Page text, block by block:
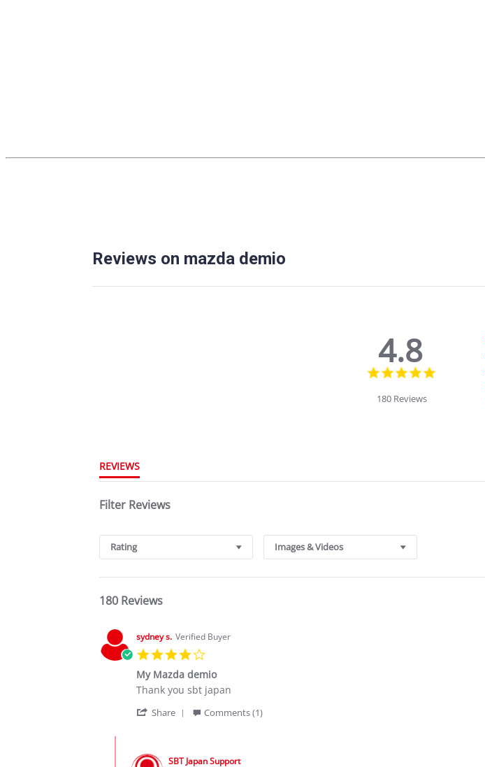
Reviews on mazda demio
4.8
4.8
180 Reviews
REVIEWS
Filter Reviews
Rating Images & Videos
180 Reviews
sydney s. Verified Buyer
rating
My Mazda demio
Review
sydney
Jan
review
My
Thank you sbt japan
Share
sydney
Comments (1)
SBT Japan Support